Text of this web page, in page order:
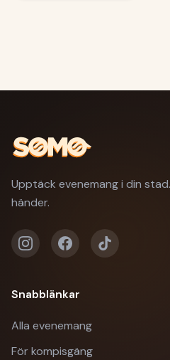
Upptäck evenemang i din
händer.
Snabblänkar
Alla evenemang
För kompisgäng